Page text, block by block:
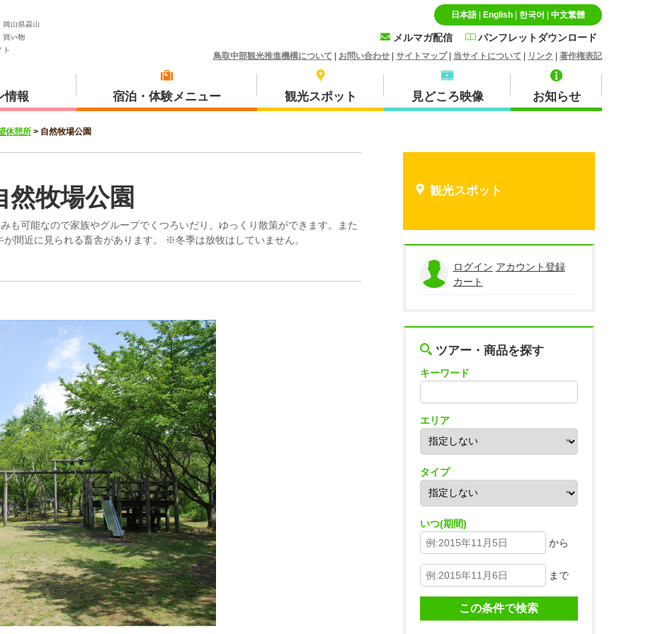
日本語| English| 한국어 中文繁體
メルマガ配信 パンフレットダウンロード
鳥取中部観光推進機構について お問い合わせ サイトマップ| 当サイトについて リンク 著作権表記
情報 宿泊・体験メニュー
体験プラン 特産品・お土産品
観光スポット
琴浦町 北栄町
見どころ映像 お知らせ
休憩所 > 自然牧場公園
観光スポット
然牧場公園
も可能なので家族やグループでくつろいだり、ゆっくり散策ができます。また
間近に見られる畜舎があります。 ※冬季は放牧はしていません。
ログイン アカウント登録
カート
ツアー・商品を探す
キーワード
エリア
タイプ
いつ(期間)
から
まで